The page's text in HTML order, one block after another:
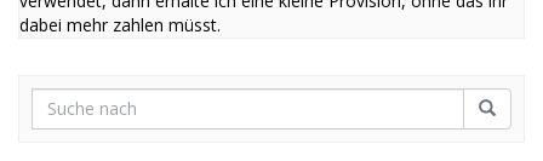
dabei mehr zahlen müsst.